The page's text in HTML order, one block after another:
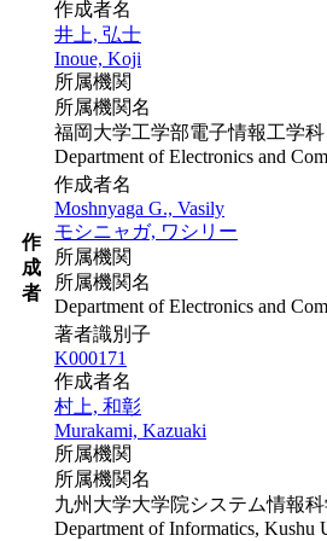
作
成
者
作成者名
井上, 弘士
Inoue, Koji
所属機関
所属機関名
福岡大学工学部電子情報工学科
Department of Electronics and
作成者名
Moshnyaga G., Vasily
モシニャガ, ワシリー
所属機関
所属機関名
Department of Electronics and
著者識別子
K000171
作成者名
村上, 和彰
Murakami, Kazuaki
所属機関
所属機関名
九州大学大学院システム情報
Department of Informatics, Kushu